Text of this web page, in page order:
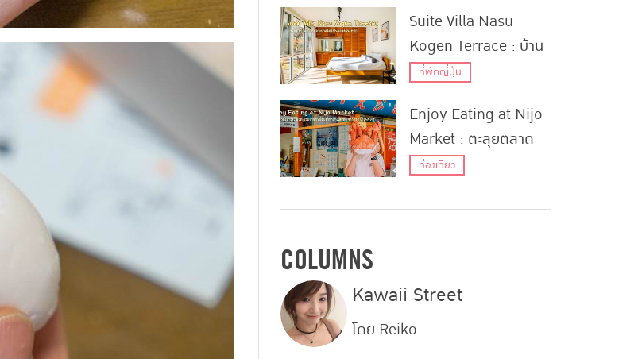
Craft ย่านไดคังยามะ
กรุงโตเกียว
Suite Villa Nasu
Kogen Terrace : บ้าน
พักตากอากาศกลางป่า
ที่พักญี่ปุ่น
Enjoy Eating at Nijo
Market : ตะลุยตลาด
อย่างละเอียด! รวมร้าน
จากฮอกไกโด Vol.1
ท่องเที่ยว
COLUMNS
Kawaii Street
โดย Reiko